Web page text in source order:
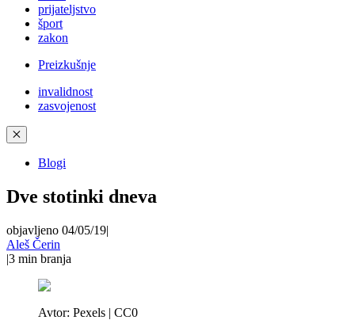
prijateljstvo
šport
zakon
Preizkušnje
invalidnost
zasvojenost
✕
Blogi
Dve stotinki dneva
objavljeno 04/05/19|
Aleš Čerin
|3 min branja
Avtor: Pexels | CC0